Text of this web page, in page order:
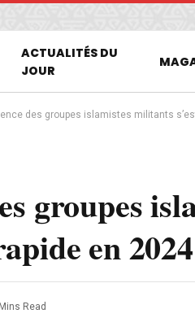
ACTUALITÉS DU
JOUR
des groupes islamistes militants
groupes
en 2024
Read